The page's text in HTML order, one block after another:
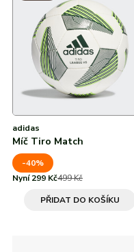
adidas
Míč Tiro Match
-40%
Nyní 299 Kč499 Kč
PŘIDAT DO KOŠÍKU